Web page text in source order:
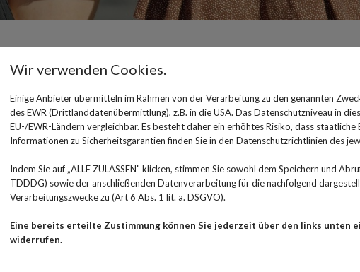
Neue
der Pubertät
18. Dezember 2024
In der Pubertät ändert sich so
können und ihre wichtigsten
Betriebskrankenkassen seit dem
Gynäkologen zu besuchen.
Wenn sich der Körper in der
Wir verwenden Cookies.
Einige Anbieter übermitteln im Rahmen von der Verarbeitung zu den genannten
des EWR (Drittlanddatenübermittlung), z.B. in die USA. Das Datenschutzniveau in
EU-/EWR-Ländern vergleichbar. Es besteht daher ein erhöhtes Risiko, dass
Informationen zu Sicherheitsgarantien finden Sie in den Datenschutzrichtlinien des
Indem Sie auf „ALLE ZULASSEN" klicken, stimmen Sie sowohl dem Speichern und
TDDDG) sowie der anschließenden Datenverarbeitung für die nachfolgend
Verarbeitungszwecke zu (Art 6 Abs. 1 lit. a. DSGVO).
Eine bereits erteilte Zustimmung können Sie jederzeit über den links unten
widerrufen.